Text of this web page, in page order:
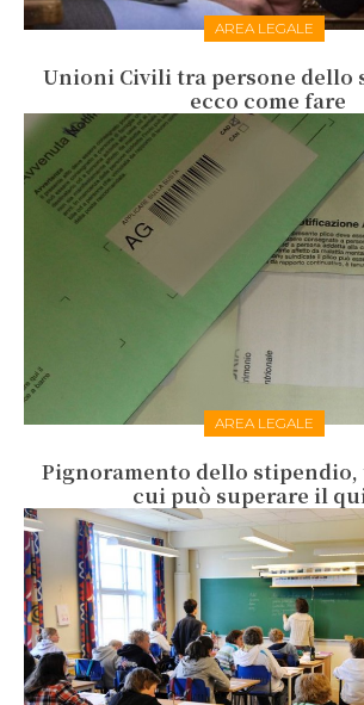
AREA LEGALE
Unioni Civili tra persone dello
ecco come fare
AREA LEGALE
Pignoramento dello
cui può superare il